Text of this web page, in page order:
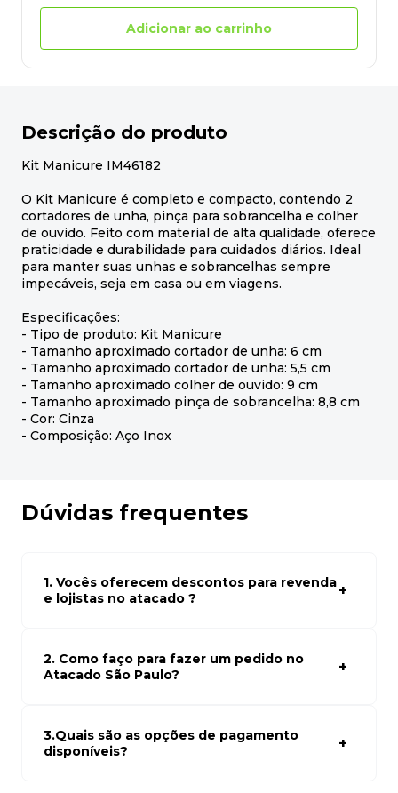
Adicionar ao carrinho
Descrição do produto
Kit Manicure IM46182
O Kit Manicure é completo e compacto, contendo 2
cortadores de unha, pinça para sobrancelha e colher
de ouvido. Feito com material de alta qualidade, oferece
praticidade e durabilidade para cuidados diários. Ideal
para manter suas unhas e sobrancelhas sempre
impecáveis, seja em casa ou em viagens.
Especificações:
- Tipo de produto: Kit Manicure
- Tamanho aproximado cortador de unha: 6 cm
- Tamanho aproximado cortador de unha: 5,5 cm
- Tamanho aproximado colher de ouvido: 9 cm
- Tamanho aproximado pinça de sobrancelha: 8,8 cm
- Cor: Cinza
- Composição: Aço Inox
Dúvidas frequentes
1. Vocês oferecem descontos para revenda
e lojistas no atacado ?
atacado empresas e compre com os melhores preços
para seu modelo de negócio
2. Como faço para fazer um pedido no
Atacado São Paulo?
carrinho. Em seguida, siga as instruções para finalizar a
compra. Se precisar de ajuda, nossa equipe de suporte
está à disposição para auxiliá-lo.
3.Quais são as opções de pagamento
disponíveis?